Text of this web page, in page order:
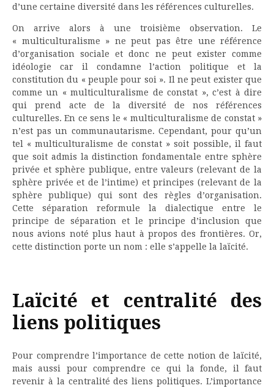
d’une certaine diversité dans les références culturelles.
On arrive alors à une troisième observation. Le
« multiculturalisme » ne peut pas être une référence
d’organisation sociale et donc ne peut exister comme
idéologie car il condamne l’action politique et la
constitution du « peuple pour soi ». Il ne peut exister que
comme un « multiculturalisme de constat », c’est à dire
qui prend acte de la diversité de nos références
culturelles. En ce sens le « multiculturalisme de constat »
n’est pas un communautarisme. Cependant, pour qu’un
tel « multiculturalisme de constat » soit possible, il faut
que soit admis la distinction fondamentale entre sphère
privée et sphère publique, entre valeurs (relevant de la
sphère privée et de l’intime) et principes (relevant de la
sphère publique) qui sont des règles d’organisation.
Cette séparation reformule la dialectique entre le
principe de séparation et le principe d’inclusion que
nous avions noté plus haut à propos des frontières. Or,
cette distinction porte un nom : elle s’appelle la laïcité.
Laïcité et centralité des
liens politiques
Pour comprendre l’importance de cette notion de laïcité,
mais aussi pour comprendre ce qui la fonde, il faut
revenir à la centralité des liens politiques. L’importance